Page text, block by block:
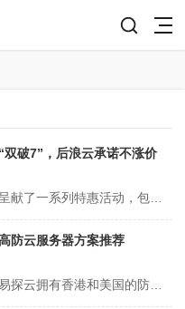
双破7”，后浪云承诺不涨价
防云服务器方案推荐